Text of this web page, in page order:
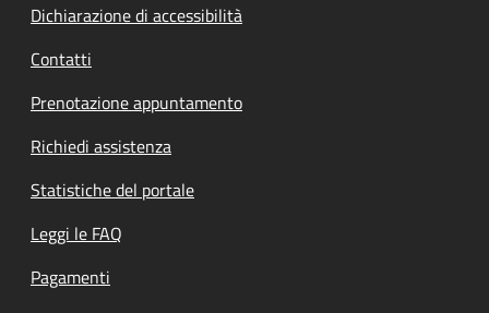
Dichiarazione di accessibilità
Contatti
Prenotazione appuntamento
Richiedi assistenza
Statistiche del portale
Leggi le FAQ
Pagamenti